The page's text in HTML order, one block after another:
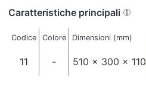
Caratteristiche principali
Codice Colore Dimensioni (mm)
11 - 510 x 300 x 110